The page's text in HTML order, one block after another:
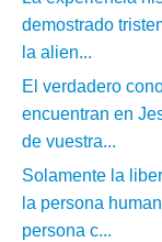
demostrado
la alien...
El verdadero
encuentran en
de vuestra...
Solamente la
la persona
persona c...